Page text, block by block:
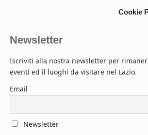
Cookie
Newsletter
Iscriviti alla nostra newsletter per
eventi ed il luoghi da visitare nel Lazio.
Email
Newsletter